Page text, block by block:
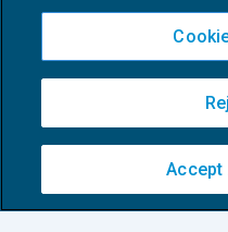
Un vuoto da
2023
Accept